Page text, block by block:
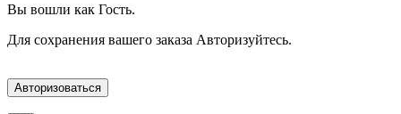
Вы вошли как Гость.
Для сохранения вашего заказа Авторизуйтесь.
Авторизоваться